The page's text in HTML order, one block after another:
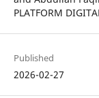
PLATFORM
Published
2026-02-27